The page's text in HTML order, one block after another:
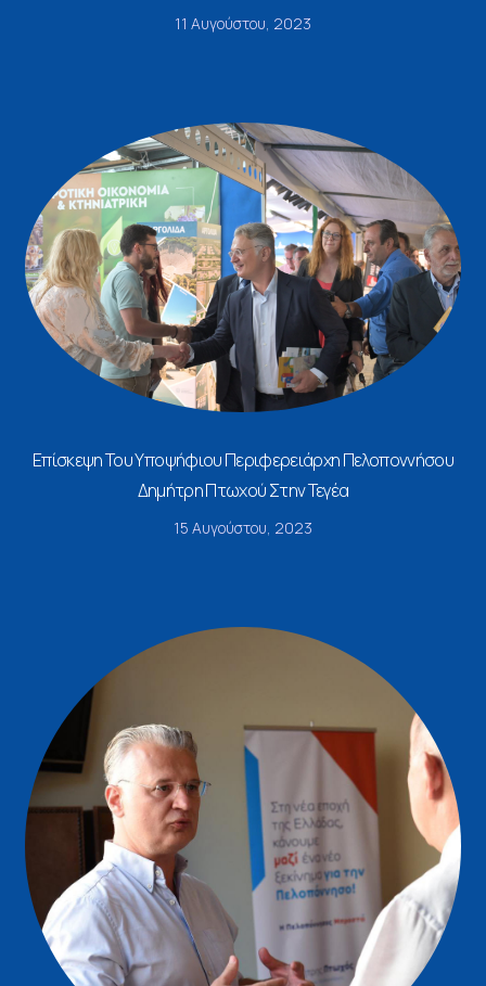
11 Αυγούστου, 2023
Επίσκεψη Του Υποψήφιου Περιφερειάρχη Πελοποννήσου
Δημήτρη Πτωχού Στην Τεγέα
15 Αυγούστου, 2023